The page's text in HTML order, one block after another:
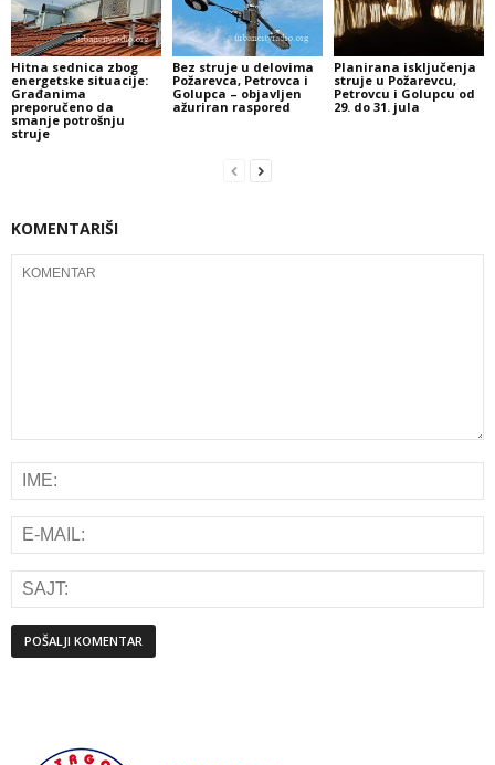
Hitna sednica zbog
energetske situacije:
Građanima
preporučeno da
smanje potrošnju
struje
Bez struje u delovima
Požarevca, Petrovca i
Golupca – objavljen
ažuriran raspored
Planirana isključenja
struje u Požarevcu,
Petrovcu i Golupcu od
29. do 31. jula
KOMENTARIŠI